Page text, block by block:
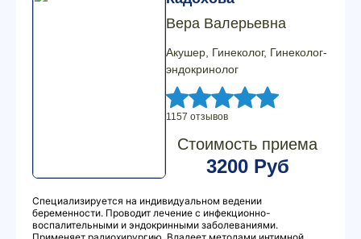
Вера Валерьевна
Акушер, Гинеколог, Гинеколог-
эндокринолог
1157 отзывов
Стоимость приема
3200 Руб
Специализируется на индивидуальном ведении
беременности. Проводит лечение с инфекционно-
воспалительными и эндокринными заболеваниями.